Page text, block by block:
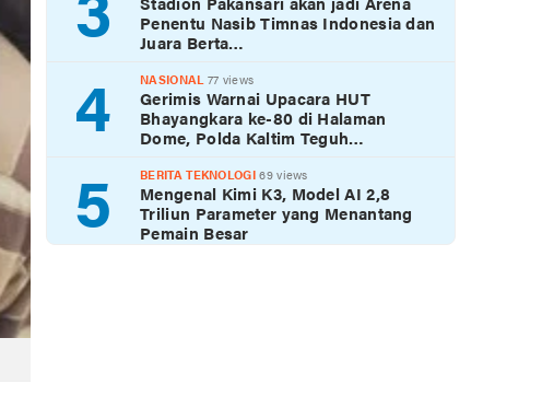
Penentu Nasib Timnas Indonesia dan
Juara Berta…
4 NASIONAL77 views
Gerimis Warnai Upacara HUT
Bhayangkara ke-80 di Halaman
Dome, Polda Kaltim Teguh…
5 BERITA TEKNOLOGI 69 views
Mengenal Kimi K3, Model AI 2,8
Triliun Parameter yang Menantang
Pemain Besar